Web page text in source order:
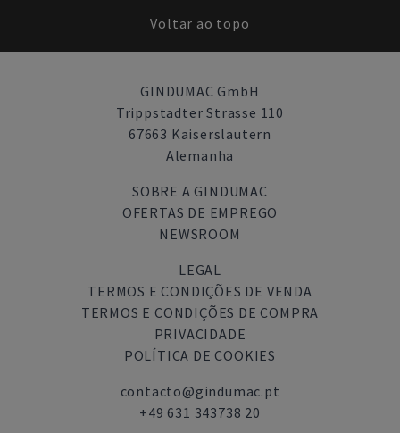
Voltar ao topo
GINDUMAC GmbH
Trippstadter Strasse 110
67663 Kaiserslautern
Alemanha
SOBRE A GINDUMAC
OFERTAS DE EMPREGO
NEWSROOM
LEGAL
TERMOS E CONDIÇÕES DE VENDA
TERMOS E CONDIÇÕES DE COMPRA
PRIVACIDADE
POLÍTICA DE COOKIES
contacto@gindumac.pt
+49 631 343738 20